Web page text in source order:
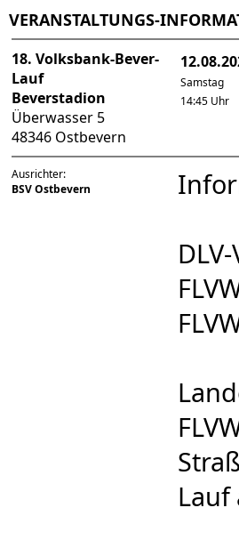
VERANSTALTUNGS-
18. Volksbank-Bever-
Lauf
Beverstadion
Überwasser 5
48346 Ostbevern
Samstag
14:45 Uhr
Ausrichter:
BSV Ostbevern
Lauf